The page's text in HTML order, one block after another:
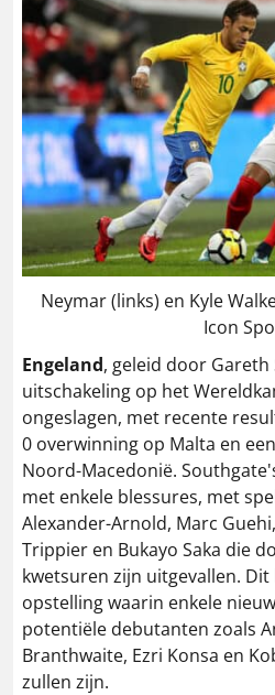
Neymar (links) en Kyle
Icon
Engeland, geleid door
uitschakeling op het
ongeslagen, met recente
0 overwinning op Malta en
Noord-Macedonië.
met enkele blessures, met
Alexander-Arnold, Marc
Trippier en Bukayo Saka die
kwetsuren zijn uitgevallen.
opstelling waarin enkele
potentiële debutanten zoals
Branthwaite, Ezri Konsa en
zullen zijn.